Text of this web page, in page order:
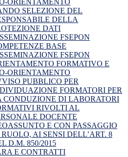
ORIENTAMENTO
SELEZIONE DEL
DELLA
DATI
FSEPON
BASE
FSEPON
FORMATIVO E
ORIENTAMENTO
PUBBLICO PER
FORMATORI PER
CONDUZIONE DI LABORATORI
RIVOLTI AL
DOCENTE
E CON PASSAGGIO
AI SENSI DELL’ART. 8
D.M. 850/2015
E CONTRATTI